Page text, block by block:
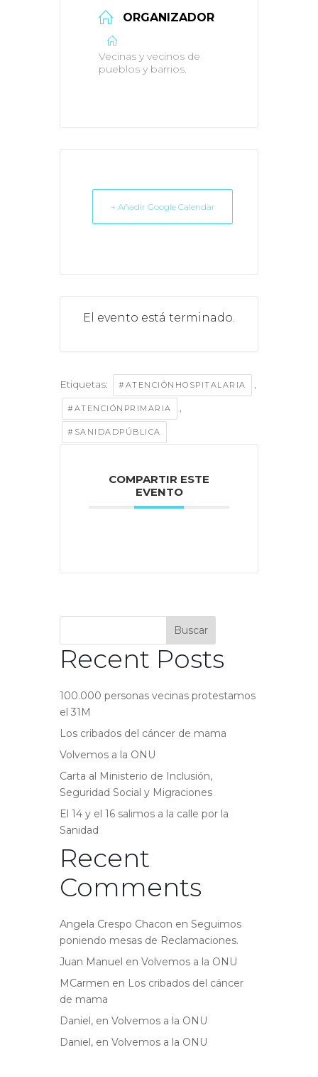
ORGANIZADOR
Vecinas y vecinos de
pueblos y barrios.
+ Añadir Google Calendar
El evento está terminado.
Etiquetas: #ATENCIÓNHOSPITALARIA ,
#ATENCIÓNPRIMARIA ,
#SANIDADPÚBLICA
COMPARTIR ESTE
EVENTO
Buscar
Recent Posts
100.000 personas vecinas protestamos
el 31M
Los cribados del cáncer de mama
Volvemos a la ONU
Carta al Ministerio de Inclusión,
Seguridad Social y Migraciones
El 14 y el 16 salimos a la calle por la
Sanidad
Recent
Comments
Angela Crespo Chacon en Seguimos
poniendo mesas de Reclamaciones.
Juan Manuel en Volvemos a la ONU
MCarmen en Los cribados del cáncer
de mama
Daniel, en Volvemos a la ONU
Daniel, en Volvemos a la ONU